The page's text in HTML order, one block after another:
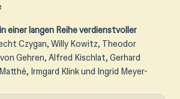
einer langen Reihe verdienstvoller
Czygan, Willy Kowitz, Theodor
Gehren, Alfred Kischlat, Gerhard
Irmgard Klink und Ingrid Meyer-